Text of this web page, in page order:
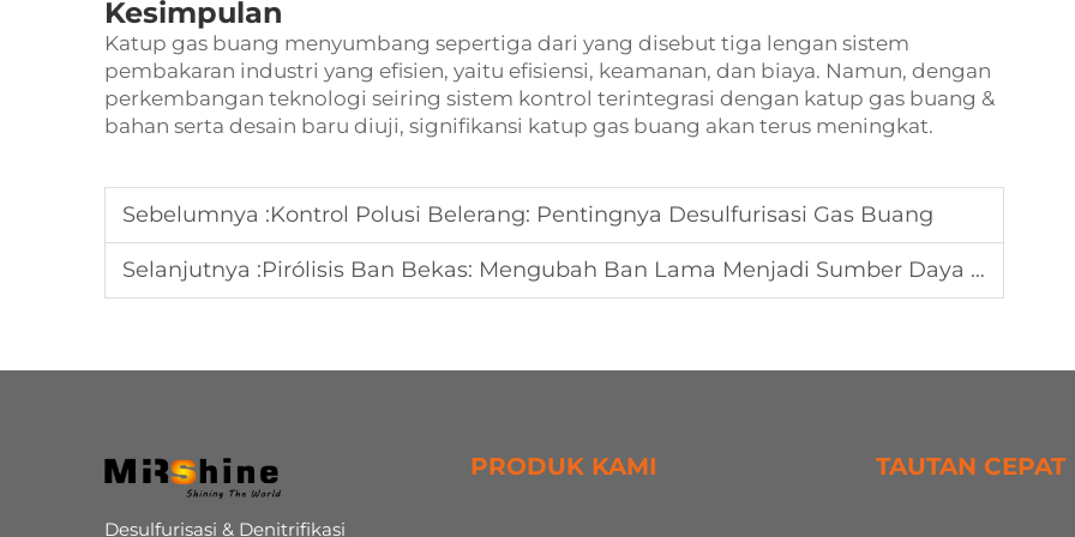
Kesimpulan
Katup gas buang menyumbang sepertiga dari yang disebut tiga lengan sistem
pembakaran industri yang efisien, yaitu efisiensi, keamanan, dan biaya. Namun, dengan
perkembangan teknologi seiring sistem kontrol terintegrasi dengan katup gas buang &
bahan serta desain baru diuji, signifikansi katup gas buang akan terus meningkat.
Sebelumnya :Kontrol Polusi Belerang: Pentingnya Desulfurisasi Gas Buang
Selanjutnya :Pirólisis Ban Bekas: Mengubah Ban Lama Menjadi Sumber Daya Berharga
Desulfurisasi & Denitrifikasi
PRODUK KAMI TAUTAN CEPAT